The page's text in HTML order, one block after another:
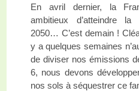
En avril dernier, la
ambitieux d’atteindre la
2050… C’est demain !
y a quelques semaines
de diviser nos émissions
6, nous devons
nos sols à séquestrer ce